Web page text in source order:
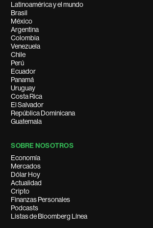
Latinoamérica y el mundo
Brasil
México
Argentina
Colombia
Venezuela
Chile
Perú
Ecuador
Panamá
Uruguay
Costa Rica
El Salvador
República Dominicana
Guatemala
SOBRE NOSOTROS
Economía
Mercados
Dólar Hoy
Actualidad
Cripto
Finanzas Personales
Podcasts
Listas de Bloomberg Línea